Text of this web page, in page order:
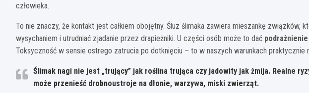
człowieka.
To nie znaczy, że kontakt jest całkiem obojętny. Śluz ślimaka zawiera mieszankę związków,
wysychaniem i utrudniać zjadanie przez drapieżniki. U części osób może to dać
Toksyczność w sensie ostrego zatrucia po dotknięciu – to w naszych warunkach praktycznie
Ślimak nagi nie jest „trujący” jak roślina trująca czy jadowity jak żmija. Realne
może przenieść drobnoustroje na dłonie, warzywa, miski zwierząt.